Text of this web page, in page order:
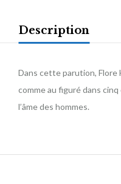
Description
Dans cette parution, Flore
comme au figuré dans
l’âme des hommes.